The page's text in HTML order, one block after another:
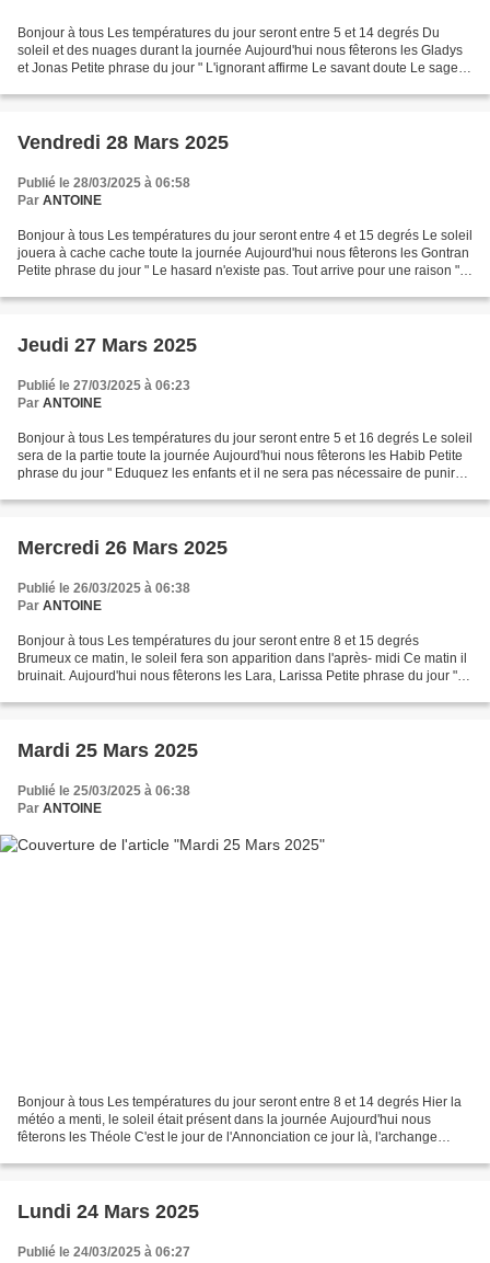
Bonjour à tous Les températures du jour seront entre 5 et 14 degrés Du
soleil et des nuages durant la journée Aujourd'hui nous fêterons les Gladys
et Jonas Petite phrase du jour " L'ignorant affirme Le savant doute Le sage
Vendredi 28 Mars 2025
Publié le 28/03/2025 à 06:58
Par ANTOINE
Bonjour à tous Les températures du jour seront entre 4 et 15 degrés Le soleil
jouera à cache cache toute la journée Aujourd'hui nous fêterons les Gontran
Petite phrase du jour " Le hasard n'existe pas. Tout arrive pour une raison "
Jeudi 27 Mars 2025
Publié le 27/03/2025 à 06:23
Par ANTOINE
Bonjour à tous Les températures du jour seront entre 5 et 16 degrés Le soleil
sera de la partie toute la journée Aujourd'hui nous fêterons les Habib Petite
phrase du jour " Eduquez les enfants et il ne sera pas nécessaire de punir
Mercredi 26 Mars 2025
Publié le 26/03/2025 à 06:38
Par ANTOINE
Bonjour à tous Les températures du jour seront entre 8 et 15 degrés
Brumeux ce matin, le soleil fera son apparition dans l'après- midi Ce matin il
bruinait. Aujourd'hui nous fêterons les Lara, Larissa Petite phrase du jour "
Mardi 25 Mars 2025
Publié le 25/03/2025 à 06:38
Par ANTOINE
Bonjour à tous Les températures du jour seront entre 8 et 14 degrés Hier la
météo a menti, le soleil était présent dans la journée Aujourd'hui nous
fêterons les Théole C'est le jour de l'Annonciation ce jour là, l'archange
Lundi 24 Mars 2025
Publié le 24/03/2025 à 06:27